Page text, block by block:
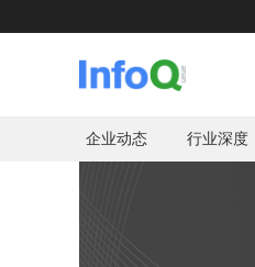
企业动态 行业深度